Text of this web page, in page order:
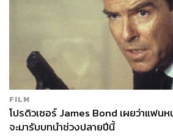
FILM
โปรดิวเซอร์ James Bond เผยว่าแฟน
จะมารับบทนำช่วงปลายปีนี้